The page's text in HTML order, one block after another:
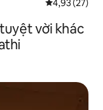
Xếp hạng
4,93 (27)
vời khác